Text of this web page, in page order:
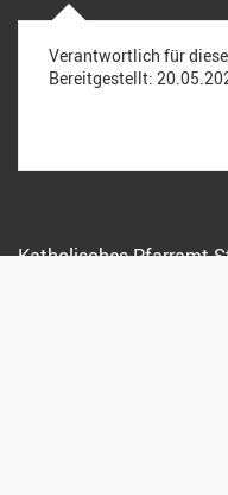
Katholisches Pfarramt
Verantwortlich für
Bereitgestellt: